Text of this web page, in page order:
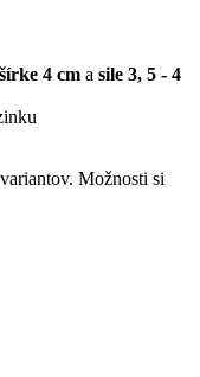
šírke 4 cm a sile 3, 5 - 4
Možnosti si